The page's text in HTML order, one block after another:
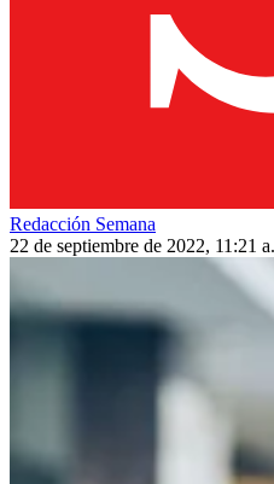
Redacción Semana
22 de septiembre de 2022, 11:21